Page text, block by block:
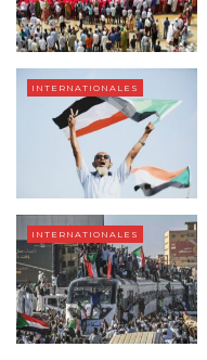
INTERNATIONALES
INTERNATIONALES